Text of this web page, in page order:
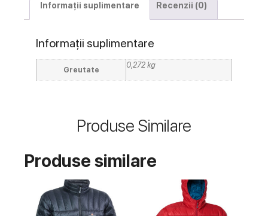
Informații suplimentare Recenzii (0)
Informații suplimentare
Greutate
0,272 kg
Produse Similare
Produse similare